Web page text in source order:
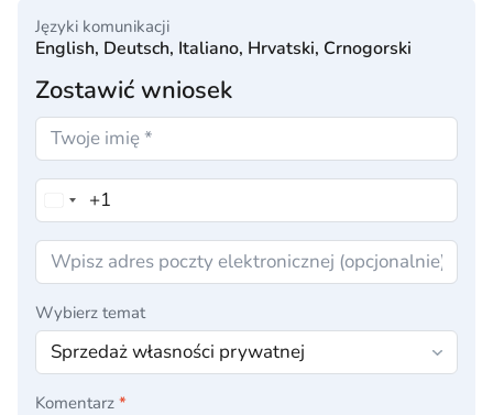
Języki komunikacji
English, Deutsch, Italiano, Hrvatski, Crnogorski
Zostawić wniosek
Wybierz temat
Komentarz *